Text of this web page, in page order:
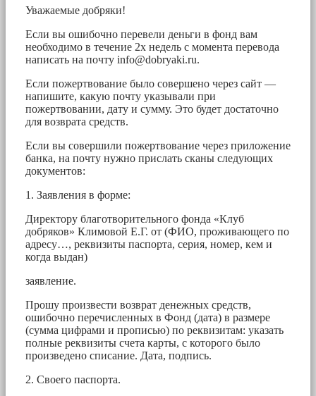
Уважаемые добряки!
Если вы ошибочно перевели деньги в фонд вам
необходимо в течение 2х недель с момента перевода
написать на почту info@dobryaki.ru.
Если пожертвование было совершено через сайт —
напишите, какую почту указывали при
пожертвовании, дату и сумму. Это будет достаточно
для возврата средств.
Если вы совершили пожертвование через приложение
банка, на почту нужно прислать сканы следующих
документов:
1. Заявления в форме:
Директору благотворительного фонда «Клуб
добряков» Климовой Е.Г. от (ФИО, проживающего по
адресу…, реквизиты паспорта, серия, номер, кем и
когда выдан)
заявление.
Прошу произвести возврат денежных средств,
ошибочно перечисленных в Фонд (дата) в размере
(сумма цифрами и прописью) по реквизитам: указать
полные реквизиты счета карты, с которого было
произведено списание. Дата, подпись.
2. Своего паспорта.